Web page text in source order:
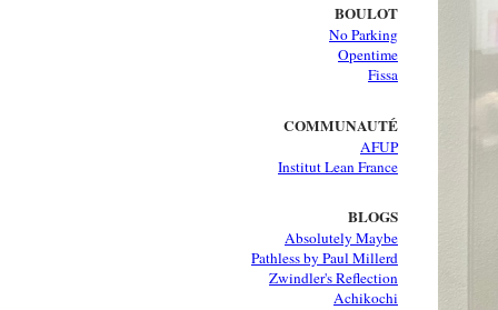
BOULOT
No Parking
Opentime
Fissa
COMMUNAUTÉ
AFUP
Institut Lean France
BLOGS
Absolutely Maybe
Pathless by Paul Millerd
Zwindler's Reflection
Achikochi